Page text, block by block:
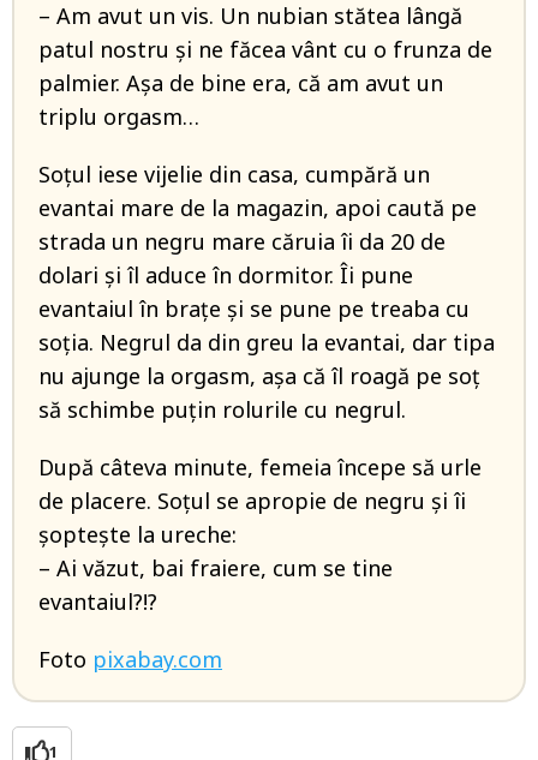
– Am avut un vis. Un nubian stătea lângă
patul nostru și ne făcea vânt cu o frunza de
palmier. Așa de bine era, că am avut un
triplu orgasm…
Soțul iese vijelie din casa, cumpără un
evantai mare de la magazin, apoi caută pe
strada un negru mare căruia îi da 20 de
dolari și îl aduce în dormitor. Îi pune
evantaiul în brațe și se pune pe treaba cu
soția. Negrul da din greu la evantai, dar tipa
nu ajunge la orgasm, așa că îl roagă pe soț
să schimbe puțin rolurile cu negrul.
După câteva minute, femeia începe să urle
de placere. Soțul se apropie de negru și îi
șoptește la ureche:
– Ai văzut, bai fraiere, cum se tine
evantaiul?!?
Foto pixabay.com
1